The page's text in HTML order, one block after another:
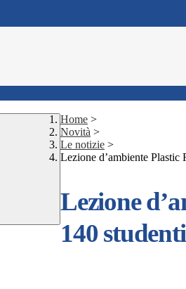
Home >
Novità >
Le notizie >
Lezione d’ambiente
Lezione
140